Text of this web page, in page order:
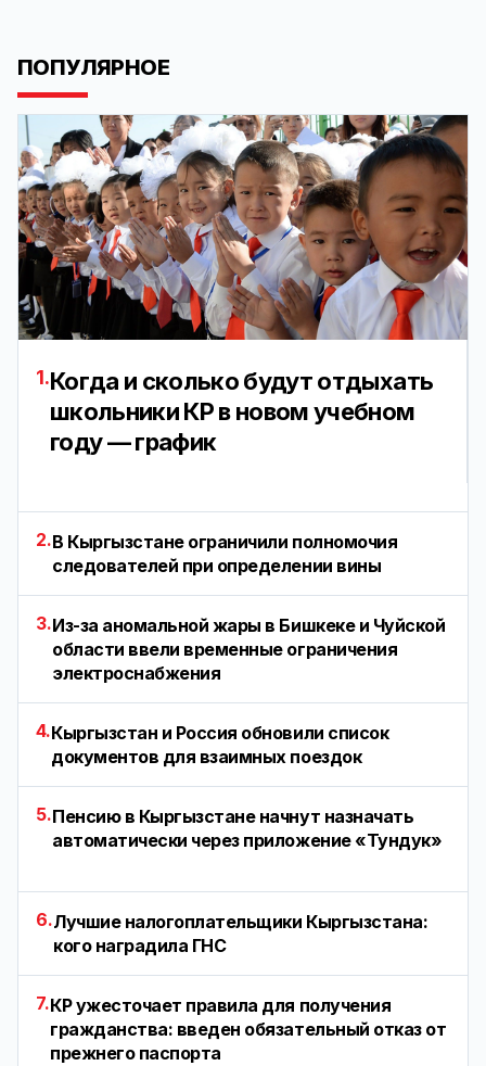
ПОПУЛЯРНОЕ
1.Когда и сколько будут отдыхать
школьники КР в новом учебном
году — график
2.В Кыргызстане ограничили полномочия
следователей при определении вины
3.Из-за аномальной жары в Бишкеке и Чуйской
области ввели временные ограничения
электроснабжения
4.Кыргызстан и Россия обновили список
документов для взаимных поездок
5.Пенсию в Кыргызстане начнут назначать
автоматически через приложение «Тундук»
6.Лучшие налогоплательщики Кыргызстана:
кого наградила ГНС
7.КР ужесточает правила для получения
гражданства: введен обязательный отказ от
прежнего паспорта